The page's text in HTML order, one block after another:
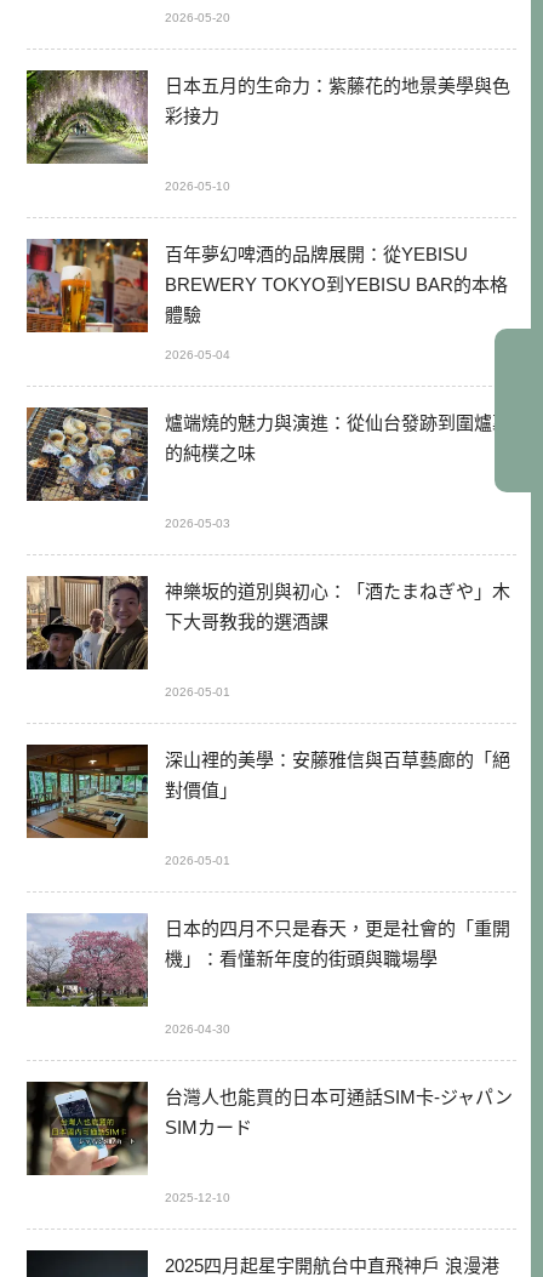
2026-05-20
日本五月的生命力：紫藤花的地景美學與色
彩接力
2026-05-10
百年夢幻啤酒的品牌展開：從YEBISU
BREWERY TOKYO到YEBISU BAR的本格
體驗
2026-05-04
爐端燒的魅力與演進：從仙台發跡到圍爐裏
的純樸之味
2026-05-03
神樂坂的道別與初心：「酒たまねぎや」木
下大哥教我的選酒課
2026-05-01
深山裡的美學：安藤雅信與百草藝廊的「絕
對價值」
2026-05-01
日本的四月不只是春天，更是社會的「重開
機」：看懂新年度的街頭與職場學
2026-04-30
台灣人也能買的日本可通話SIM卡-ジャパン
SIMカード
2025-12-10
2025四月起星宇開航台中直飛神戶 浪漫港